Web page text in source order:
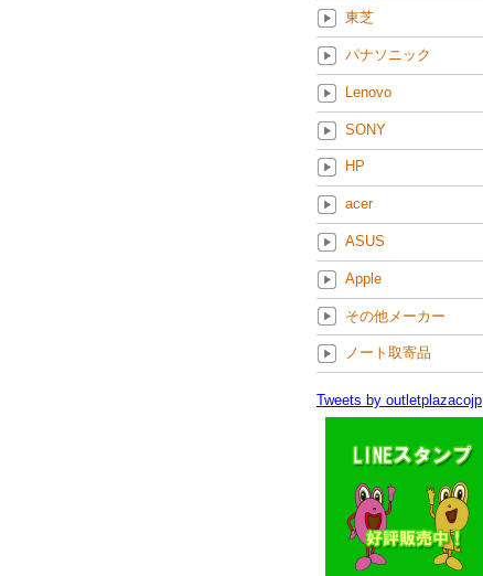
東芝
パナソニック
Lenovo
SONY
HP
acer
ASUS
Apple
その他メーカー
ノート取寄品
Tweets by outletplazacojp